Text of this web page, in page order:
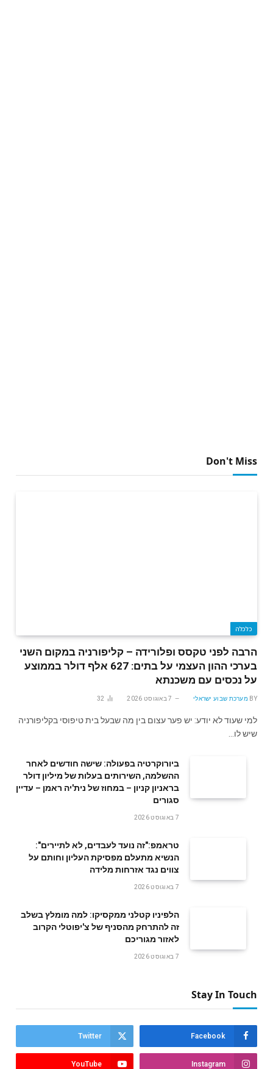
Don't Miss
כלכלה
הרבה לפני טקסס ופלורידה – קליפורניה במקום השני
בערכי ההון העצמי על בתים: 627 אלף דולר בממוצע
על נכסים עם משכנתא
BY מערכת שבוע ישראלי 7 באוגוסט 2026 32
למי שעוד לא יודע: יש פער עצום בין מה שבעל בית טיפוסי בקליפורניה
שיש לו…
ביורוקרטיה בפעולה: שישה חודשים לאחר
ההשלמה, השירותים בעלות של מיליון דולר
בראניון קניון – במחוז של נית'יה ראמן – עדיין
סגורים
7 באוגוסט 2026
טראמפ:"זה נועד לעבדים, לא לתיירים":
הנשיא מתעלם מפסיקת העליון וחותם על
צווים נגד אזרחות מלידה
7 באוגוסט 2026
הלפיניו קטלני ממקסיקו: למה מומלץ בשלב
זה להתרחק מהסניף של צ'יפוטלי הקרוב
לאזור מגוריכם
7 באוגוסט 2026
Stay In Touch
Facebook
Twitter
Instagram
YouTube